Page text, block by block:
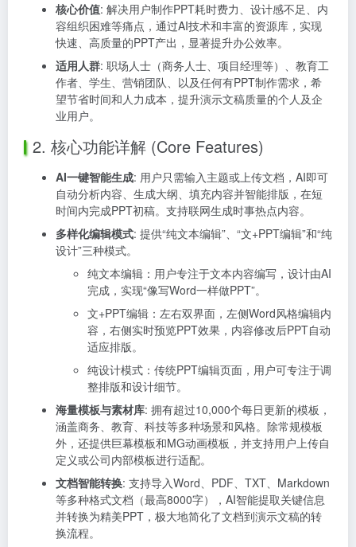
核心价值: 解决用户制作PPT耗时费力、设计感不足、内
容组织困难等痛点，通过AI技术和丰富的资源库，实现
快速、高质量的PPT产出，显著提升办公效率。
适用人群: 职场人士（商务人士、项目经理等）、教育工
作者、学生、营销团队、以及任何有PPT制作需求，希
望节省时间和人力成本，提升演示文稿质量的个人及企
业用户。
2. 核心功能详解 (Core Features)
AI一键智能生成: 用户只需输入主题或上传文档，AI即可
自动分析内容、生成大纲、填充内容并智能排版，在短
时间内完成PPT初稿。支持联网生成时事热点内容。
多样化编辑模式: 提供“纯文本编辑”、“文+PPT编辑”和“纯
设计”三种模式。
纯文本编辑：用户专注于文本内容编写，设计由AI
完成，实现“像写Word一样做PPT”。
文+PPT编辑：左右双界面，左侧Word风格编辑内
容，右侧实时预览PPT效果，内容修改后PPT自动
适应排版。
纯设计模式：传统PPT编辑页面，用户可专注于调
整排版和设计细节。
海量模板与素材库: 拥有超过10,000个每日更新的模板，
涵盖商务、教育、科技等多种场景和风格。除常规模板
外，还提供巨幕模板和MG动画模板，并支持用户上传自
定义或公司内部模板进行适配。
文档智能转换: 支持导入Word、PDF、TXT、Markdown
等多种格式文档（最高8000字），AI智能提取关键信息
并转换为精美PPT，极大地简化了文档到演示文稿的转
换流程。